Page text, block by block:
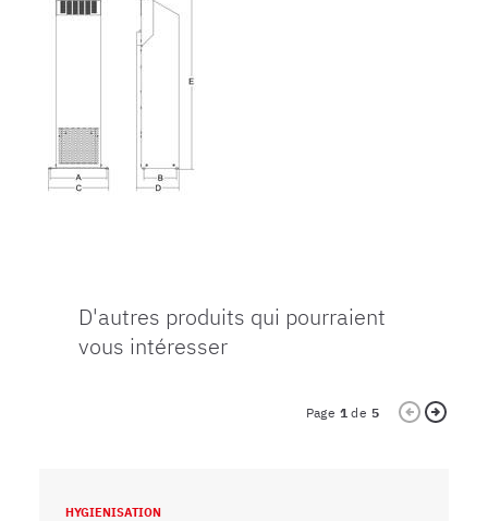
D'autres produits qui pourraient
vous intéresser
Page 1 de 5
HYGIENISATION